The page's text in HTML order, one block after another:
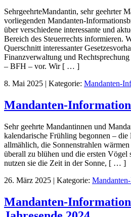
SehrgeehrteMandantin, sehr geehrter
vorliegenden Mandanten-
über verschiedene interessante und
Bereich des Steuerrechts informieren.
Querschnitt interessanter
Finanzverwaltung und
– BFH – vor. Wir [ … ]
8. Mai 2025 | Kategorie: Mandanten-
Mandanten-
Sehr geehrte Mandantinnen und
kalendarische Frühling begonnen –
allmählich, die Sonnenstrahlen
überall zu blühen und die ersten
nutzen sie die Zeit in der Sonne, [ … ]
26. März 2025 | Kategorie:
Mandanten-